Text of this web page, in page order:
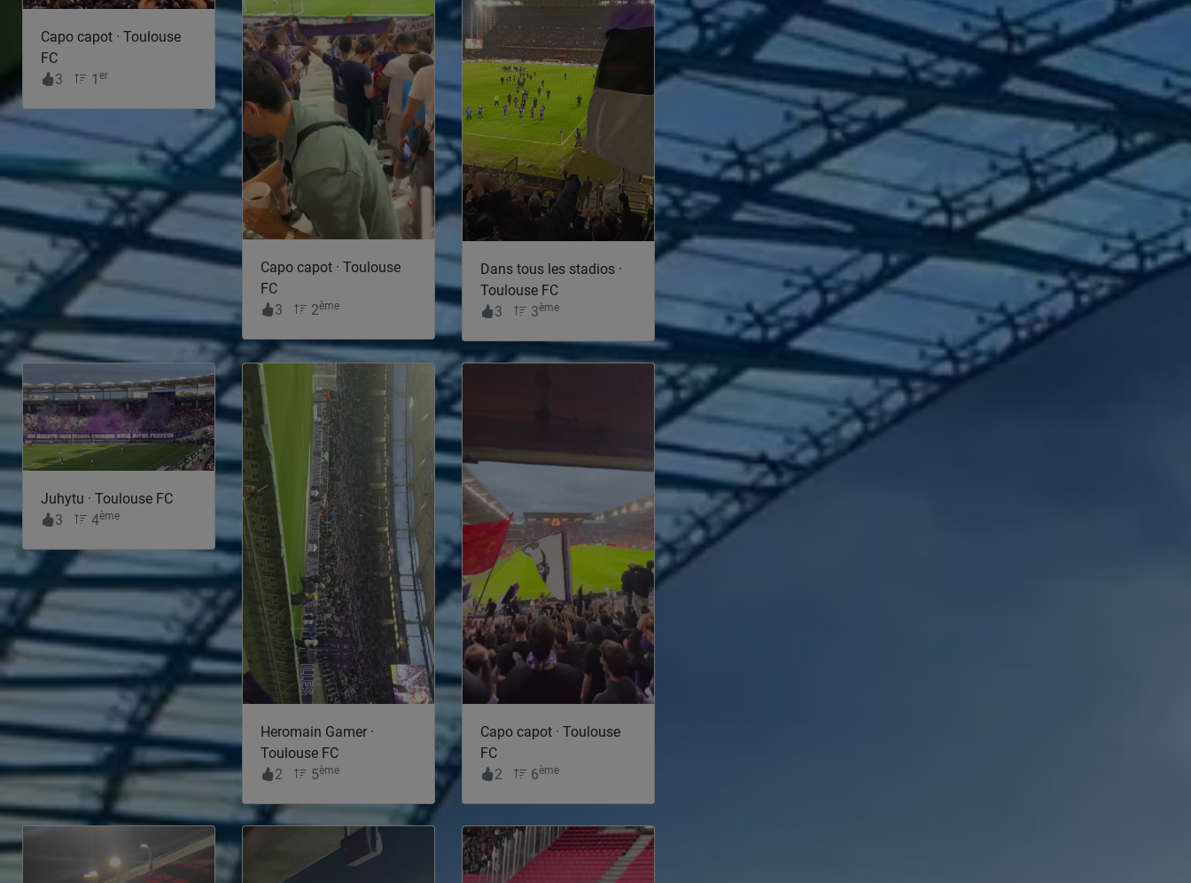
Capo capot · Toulouse
FC
3
1 er
Capo capot · Toulouse
FC
3
2ème
Dans tous les stadios ·
Toulouse FC
3
3ème
Juhytu · Toulouse FC
3
4ème
Heromain Gamer ·
Toulouse FC
2
5ème
Capo capot · Toulouse
FC
2
6ème